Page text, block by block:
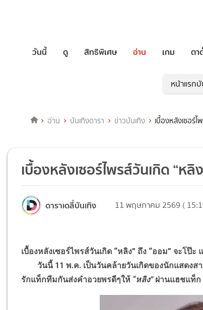
วันนี้ ดู สิทธิพิเศษ อ่าน เกม ตา
หน้าแรกบั
อ่าน บันเทิงดารา ข่าวบันเทิง เบื้องหลังเซอร์ไ
เบื้องหลังเซอร์ไพรส์วันเกิด “หลิ
ดาราเดลี่บันเทิง 11 พฤษภาคม 2569 (
เบื้องหลังเซอร์ไพรส์วันเกิด “หลิง” ถึง “ออม” จะโป๊ะ
วันนี้ 11 พ.ค. เป็นวันคล้ายวันเกิดของนักแสดงส
รักแท็กทีมกันส่งคำอวยพรดีๆให้ “หลิง” ผ่านแฮชแท็ก